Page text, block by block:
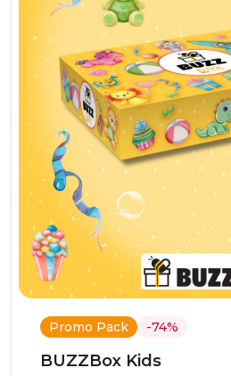
Promo Pack -74%
BUZZBox Kids